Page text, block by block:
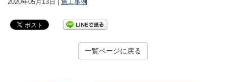
2020年05月13日 | 施工事例
一覧ページに戻る